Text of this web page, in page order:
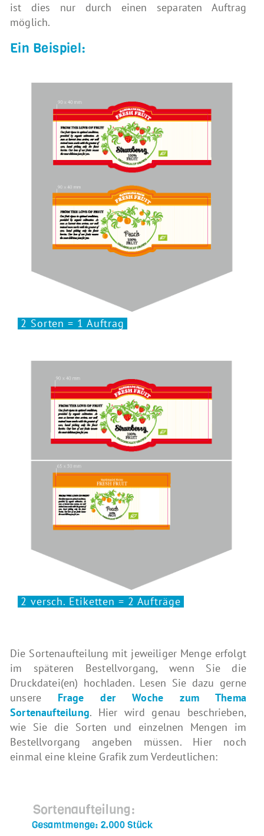
ist dies nur durch einen separaten Auftrag
möglich.
Ein Beispiel:
2 Sorten = 1 Auftrag
2 versch. Etiketten = 2 Aufträge
Die Sortenaufteilung mit jeweiliger Menge erfolgt
im späteren Bestellvorgang, wenn Sie die
Druckdatei(en) hochladen. Lesen Sie dazu gerne
unsere Frage der
Woche zum Thema
Sortenaufteilung. Hier wird genau beschrieben,
wie Sie die Sorten und einzelnen Mengen im
Bestellvorgang angeben müssen. Hier noch
einmal eine kleine Grafik zum Verdeutlichen: